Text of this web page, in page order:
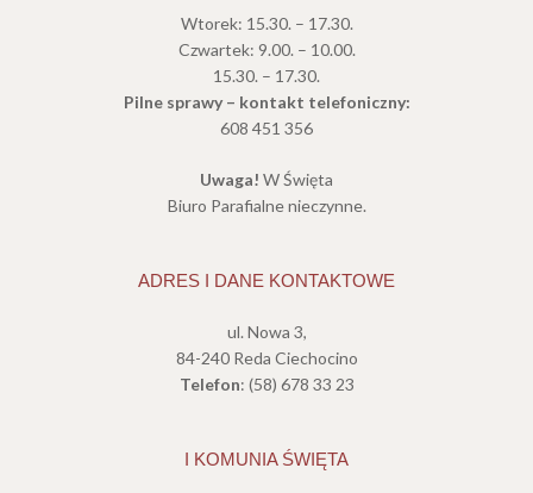
Wtorek: 15.30. – 17.30.
Czwartek: 9.00. – 10.00.
15.30. – 17.30.
Pilne sprawy – kontakt telefoniczny:
608 451 356
Uwaga! W Święta
Biuro Parafialne nieczynne.
ADRES I DANE KONTAKTOWE
ul. Nowa 3,
84-240 Reda Ciechocino
Telefon: (58) 678 33 23
I KOMUNIA ŚWIĘTA